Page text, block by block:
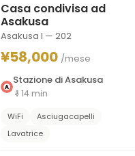
Casa condivisa ad
Asakusa
Asakusa I — 202
¥58,000 /mese
Stazione di Asakusa
14 min
WiFi
Asciugacapelli
Lavatrice